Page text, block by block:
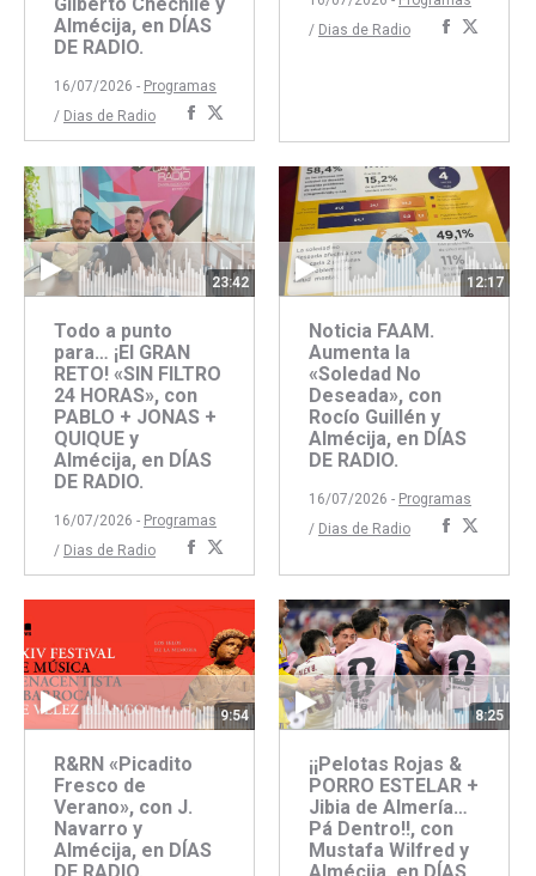
Almécija, en DÍAS
DE RADIO.
16/07/2026 - Programas
/ Dias de Radio
Compartir
con
Facebook
con
Twitter
/ Dias de Radio
Compartir
23:42
Todo a punto
para… ¡El GRAN
RETO! «SIN FILTRO
24 HORAS», con
PABLO + JONAS +
QUIQUE y
Almécija, en DÍAS
DE RADIO.
16/07/2026 - Programas
/ Dias de Radio
Compartir
con
Facebook
con
Twitter
12:17
Noticia FAAM.
Aumenta la
«Soledad No
Deseada», con
Rocío Guillén y
Almécija, en DÍAS
DE RADIO.
16/07/2026 - Programas
/ Dias de Radio
Compartir
9:54
R&RN «Picadito
Fresco de
Verano», con J.
Navarro y
Almécija, en DÍAS
8:25
¡¡Pelotas Rojas &
PORRO ESTELAR +
Jibia de Almería…
Pá Dentro!!, con
Mustafa Wilfred y